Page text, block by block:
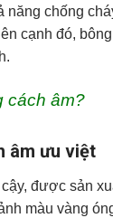
năng chống
cạnh đó,
cách âm?
âm ưu việt
được sản
màu vàng